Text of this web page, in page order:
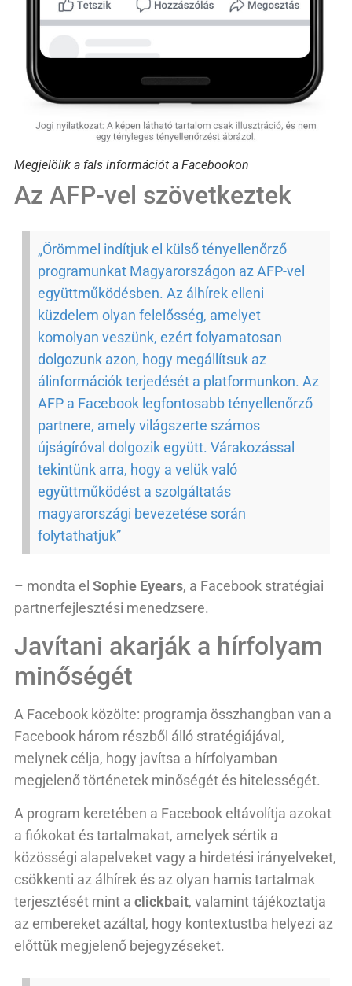
Megjelölik a fals információt a Facebookon
Az AFP-vel szövetkeztek
„Örömmel indítjuk el külső tényellenőrző
programunkat Magyarországon az AFP-vel
együttműködésben. Az álhírek elleni
küzdelem olyan felelősség, amelyet
komolyan veszünk, ezért folyamatosan
dolgozunk azon, hogy megállítsuk az
álinformációk terjedését a platformunkon. Az
AFP a Facebook legfontosabb tényellenőrző
partnere, amely világszerte számos
újságíróval dolgozik együtt. Várakozással
tekintünk arra, hogy a velük való
együttműködést a szolgáltatás
magyarországi bevezetése során
folytathatjuk”
– mondta el Sophie Eyears, a Facebook stratégiai
partnerfejlesztési menedzsere.
Javítani akarják a hírfolyam
minőségét
A Facebook közölte: programja összhangban van a
Facebook három részből álló stratégiájával,
melynek célja, hogy javítsa a hírfolyamban
megjelenő történetek minőségét és hitelességét.
A program keretében a Facebook eltávolítja azokat
a fiókokat és tartalmakat, amelyek sértik a
közösségi alapelveket vagy a hirdetési irányelveket,
csökkenti az álhírek és az olyan hamis tartalmak
terjesztését mint a clickbait, valamint tájékoztatja
az embereket azáltal, hogy kontextustba helyezi az
előttük megjelenő bejegyzéseket.